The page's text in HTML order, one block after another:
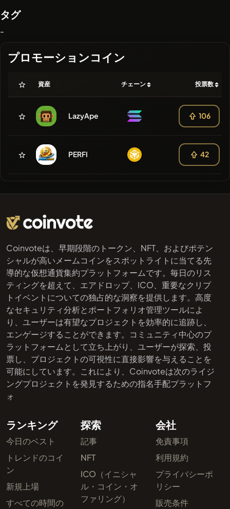
タグ
-
プロモーションコイン
資産 チェーン 投票数
LazyApe 106
PERFI 42
Coinvoteは、早期段階のトークン、NFT、およびポテン
シャルが高いメームコインをスポットライトに当てる先
導的な仮想通貨集約プラットフォームです。毎日のリス
ティングを超えて、エアドロップ、ICO、重要なクリプ
トイベントについての独占的な洞察を提供します。高度
なセキュリティ分析とポートフォリオ管理ツールによ
り、ユーザーは有望なプロジェクトを効率的に追跡し、
エンゲージすることができます。コミュニティ中心のプ
ラットフォームとして立ち上がり、ユーザーが探索、投
票し、プロジェクトの可視性に直接影響を与えることを
可能にしています。これにより、Coinvoteは次のライジ
ングプロジェクトを発見するための指名手配プラットフ
ォ
ランキング
今日のベスト
トレンドのコイ
ン
新規上場
すべての時間の
探索
記事
NFT
ICO（イニシャ
ル・コイン・オ
ファリング）
会社
免責事項
利用規約
プライバシーポ
リシー
販売条件